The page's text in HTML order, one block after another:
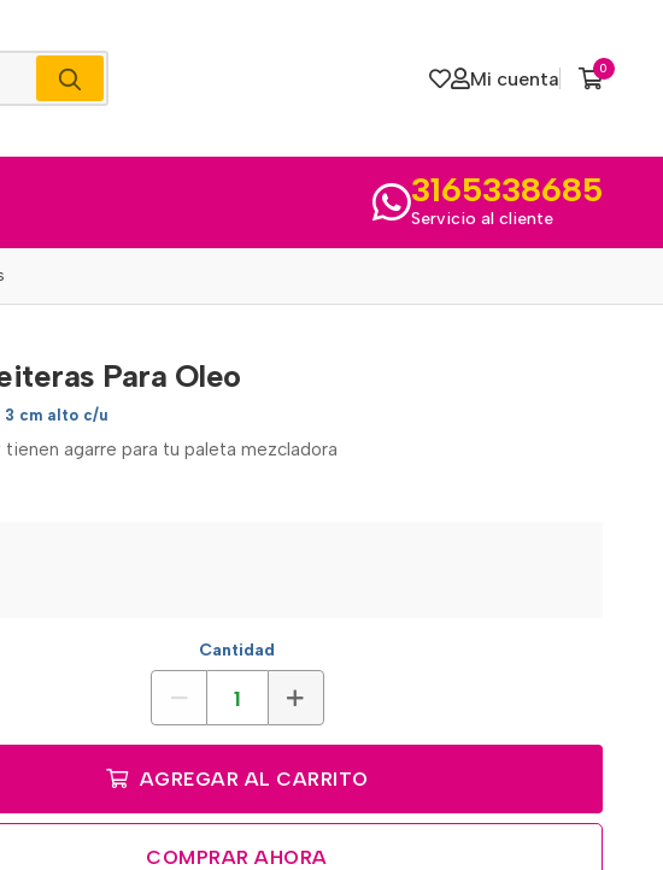
Mi cuenta 0
3165338685
Servicio al cliente
Para Oleo
3 cm alto c/u
tienen agarre para tu paleta mezcladora
Cantidad
AGREGAR AL CARRITO
COMPRAR AHORA